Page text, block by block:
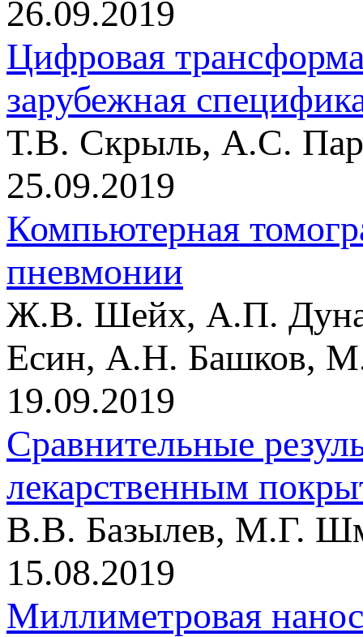
26.09.2019
Цифровая
зарубежная
Т.В. Скрыль, А.С.
25.09.2019
Компьютерная
пневмонии
Ж.В. Шейх, А.П.
Есин, А.Н. Башков,
19.09.2019
Сравнительные
лекарственным
В.В. Базылев, М.Г.
15.08.2019
Миллиметровая